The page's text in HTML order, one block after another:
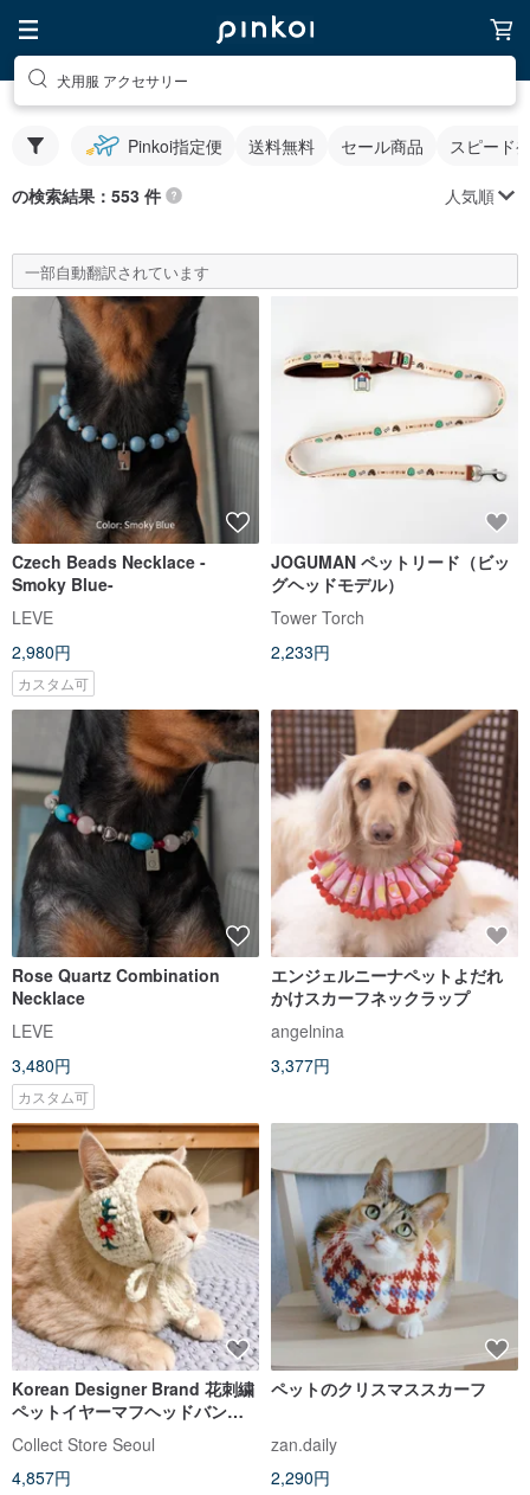
犬用服 アクセサリー
Pinkoi指定便 送料無料 セール商品 スピード
の検索結果：553 件 人気順
一部自動翻訳されています
Czech Beads Necklace -
Smoky Blue-
LEVE
2,980円
カスタム可
JOGUMAN ペットリード（ビッ
グヘッドモデル）
Tower Torch
2,233円
Rose Quartz Combination
Necklace
LEVE
3,480円
カスタム可
エンジェルニーナペットよだれ
かけスカーフネックラップ
angelnina
3,377円
Korean Designer Brand 花刺繍
ペットイヤーマフヘッドバンド
猫犬用
Collect Store Seoul
4,857円
ペットのクリスマススカーフ
zan.daily
2,290円